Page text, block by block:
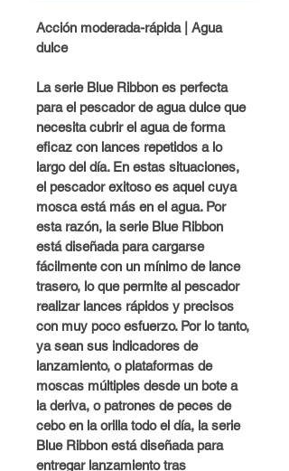
Acción moderada-rápida | Agua
dulce
La serie Blue Ribbon es perfecta
para el pescador de agua dulce que
necesita cubrir el agua de forma
eficaz con lances repetidos a lo
largo del día. En estas situaciones,
el pescador exitoso es aquel cuya
mosca está más en el agua. Por
esta razón, la serie Blue Ribbon
está diseñada para cargarse
fácilmente con un mínimo de lance
trasero, lo que permite al pescador
realizar lances rápidos y precisos
con muy poco esfuerzo. Por lo tanto,
ya sean sus indicadores de
lanzamiento, o plataformas de
moscas múltiples desde un bote a
la deriva, o patrones de peces de
cebo en la orilla todo el día, la serie
Blue Ribbon está diseñada para
entregar lanzamiento tras